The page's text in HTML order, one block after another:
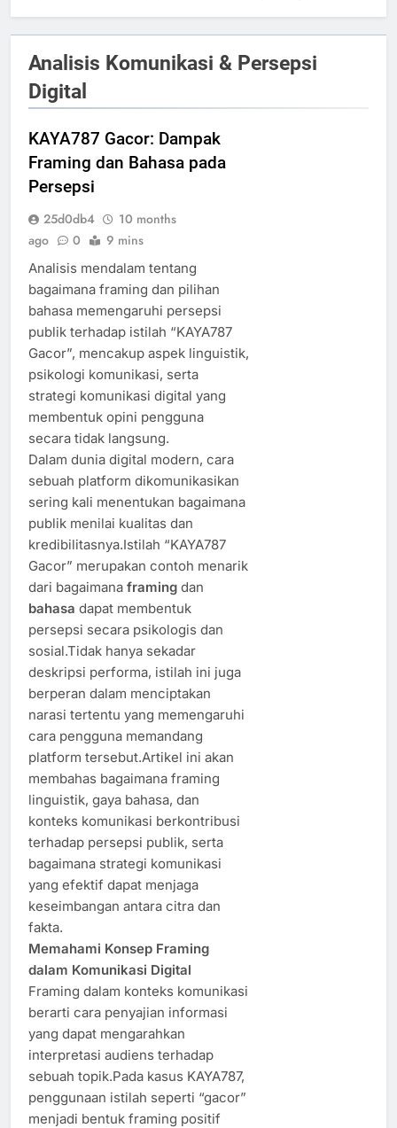
Analisis Komunikasi & Persepsi
Digital
KAYA787 Gacor: Dampak
Framing dan Bahasa pada
Persepsi
25d0db4
10 months
ago
0 9 mins
Analisis mendalam tentang
bagaimana framing dan pilihan
bahasa memengaruhi persepsi
publik terhadap istilah “KAYA787
Gacor”, mencakup aspek linguistik,
psikologi komunikasi, serta
strategi komunikasi digital yang
membentuk opini pengguna
secara tidak langsung.
Dalam dunia digital modern, cara
sebuah platform dikomunikasikan
sering kali menentukan bagaimana
publik menilai kualitas dan
kredibilitasnya.Istilah “KAYA787
Gacor” merupakan contoh menarik
dari bagaimana framing dan
bahasa dapat membentuk
persepsi secara psikologis dan
sosial.Tidak hanya sekadar
deskripsi performa, istilah ini juga
berperan dalam menciptakan
narasi tertentu yang memengaruhi
cara pengguna memandang
platform tersebut.Artikel ini akan
membahas bagaimana framing
linguistik, gaya bahasa, dan
konteks komunikasi berkontribusi
terhadap persepsi publik, serta
bagaimana strategi komunikasi
yang efektif dapat menjaga
keseimbangan antara citra dan
fakta.
Memahami Konsep Framing
dalam Komunikasi Digital
Framing dalam konteks komunikasi
berarti cara penyajian informasi
yang dapat mengarahkan
interpretasi audiens terhadap
sebuah topik.Pada kasus KAYA787,
penggunaan istilah seperti “gacor”
menjadi bentuk framing positif